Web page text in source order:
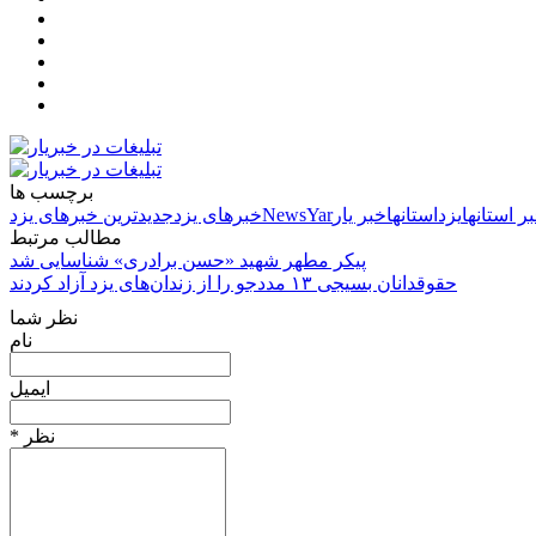
برچسب ها
خبرهای یزدجدیدترین خبرهای یزد NewsYar استانهایزد استانهاخبر یار
مطالب مرتبط
پیکر مطهر شهید «حسن برادری» شناسایی شد
حقوقدانان بسیجی ۱۳ مددجو را از زندان‌های یزد آزاد کردند
نظر شما
نام
ایمیل
* نظر